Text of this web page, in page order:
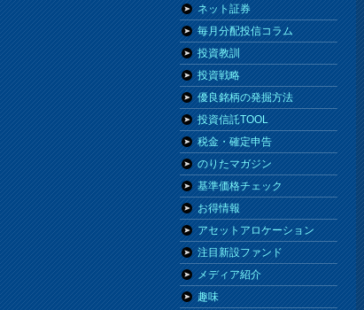
ネット証券
毎月分配投信コラム
投資教訓
投資戦略
優良銘柄の発掘方法
投資信託TOOL
税金・確定申告
のりたマガジン
基準価格チェック
お得情報
アセットアロケーション
注目新設ファンド
メディア紹介
趣味